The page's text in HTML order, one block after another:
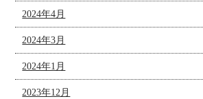
2024年4月
2024年3月
2024年1月
2023年12月